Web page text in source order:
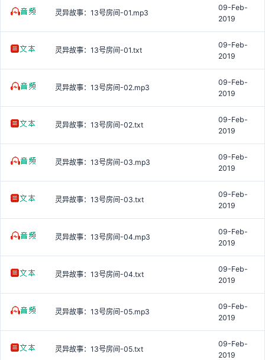
灵异故事：13号房间-01.mp3
09-Feb-
2019
灵异故事：13号房间-01.txt
09-Feb-
2019
灵异故事：13号房间-02.mp3
09-Feb-
2019
灵异故事：13号房间-02.txt
09-Feb-
2019
灵异故事：13号房间-03.mp3
09-Feb-
2019
灵异故事：13号房间-03.txt
09-Feb-
2019
灵异故事：13号房间-04.mp3
09-Feb-
2019
灵异故事：13号房间-04.txt
09-Feb-
2019
灵异故事：13号房间-05.mp3
09-Feb-
2019
灵异故事：13号房间-05.txt
09-Feb-
2019